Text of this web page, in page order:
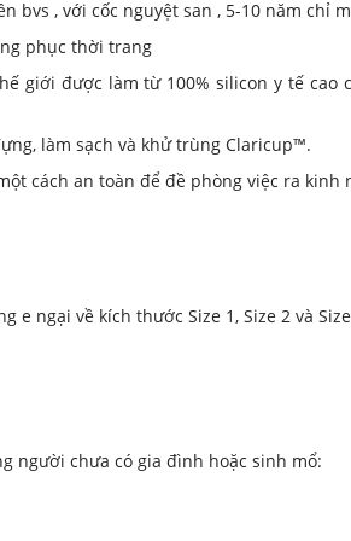
, với cốc nguyệt san , 5-10 năm chỉ
phục thời trang
giới được làm từ 100% silicon y tế
làm sạch và khử trùng Claricup™.
cách an toàn để đề phòng việc ra
ngại về kích thước Size 1, Size 2 và
người chưa có gia đình hoặc sinh mổ: